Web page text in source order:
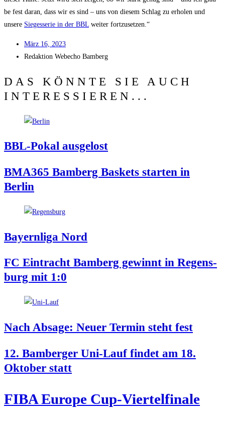
be fest dar­an, dass wir es sind – uns von die­sem Schlag zu erho­len und
unse­re Sie­ges­se­rie in der BBL wei­ter fortzusetzen.“
März 16, 2023
Redak­ti­on Web­echo Bamberg
DAS KÖNNTE SIE AUCH
INTERESSIEREN...
BBL-Pokal aus­ge­lost
BMA365 Bam­berg Bas­kets star­ten in
Berlin
Bay­ern­li­ga Nord
FC Ein­tracht Bam­berg gewinnt in Regens­
burg mit 1:0
Nach Absa­ge: Neu­er Ter­min steht fest
12. Bam­ber­ger Uni-Lauf fin­det am 18.
Okto­ber statt
FIBA Euro­pe Cup-Viertelfinale